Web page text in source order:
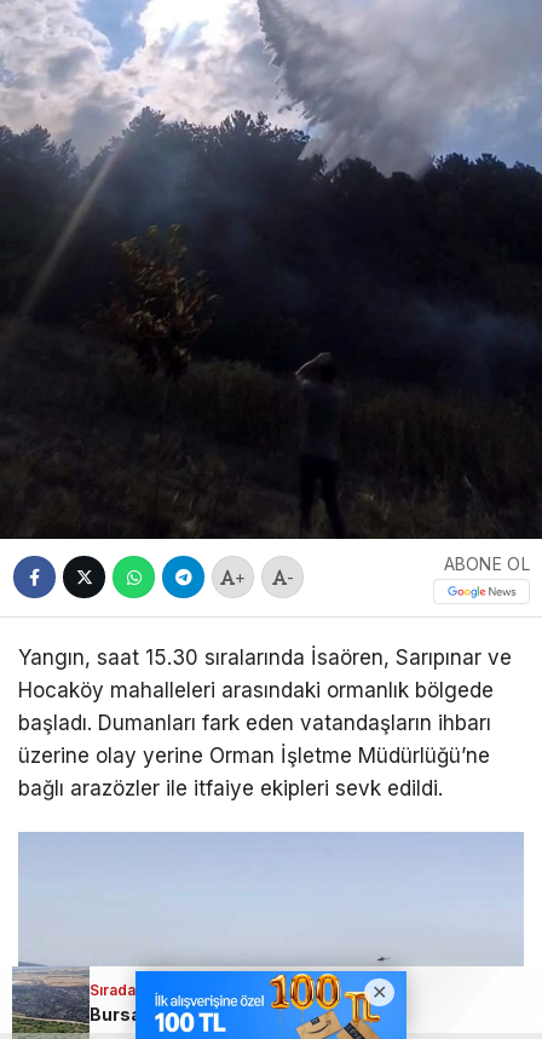
Sıradaki Haber
Bursa’da samanlık alevlere teslim oldu
+ -
ABONE OL
Yangın, saat 15.30 sıralarında İsaören, Sarıpınar ve
Hocaköy mahalleleri arasındaki ormanlık bölgede
başladı. Dumanları fark eden vatandaşların ihbarı
üzerine olay yerine Orman İşletme Müdürlüğü’ne
bağlı arazözler ile itfaiye ekipleri sevk edildi.
Sıradaki Haber
Bursa’da makilik alandaki yangında korkulan olmadı!